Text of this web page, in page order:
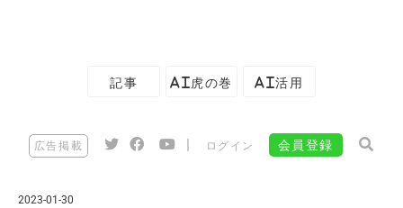
記事 AI虎の巻 AI活用
広告掲載 ログイン 会員登録
2023-01-30